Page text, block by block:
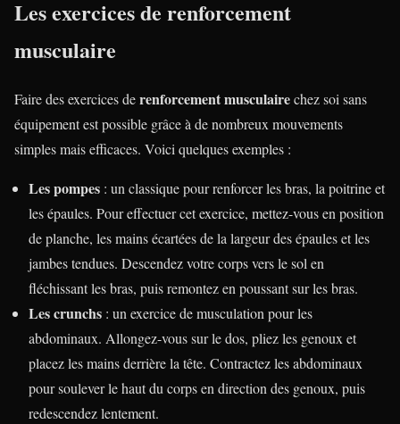
Les exercices de renforcement
musculaire
Faire des exercices derenforcement musculairechez soi sans
équipement est possible grâce à de nombreux mouvements
simples mais efficaces. Voici quelques exemples :
Les pompes : un classique pour renforcer les bras, la poitrine et
les épaules. Pour effectuer cet exercice, mettez-vous en position
de planche, les mains écartées de la largeur des épaules et les
jambes tendues. Descendez votre corps vers le sol en
fléchissant les bras, puis remontez en poussant sur les bras.
Les crunchs : un exercice de musculation pour les
abdominaux. Allongez-vous sur le dos, pliez les genoux et
placez les mains derrière la tête. Contractez les abdominaux
pour soulever le haut du corps en direction des genoux, puis
redescendez lentement.